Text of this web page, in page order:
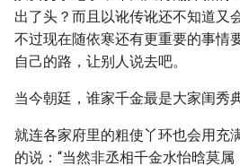
出了头？而且以讹传讹还不知道又
不过现在随依寒还有更重要的事情
自己的路，让别人说去吧。
当今朝廷，谁家千金最是大家闺秀
就连各家府里的粗使丫环也会用充
的说：“当然非丞相千金水怡晗莫属